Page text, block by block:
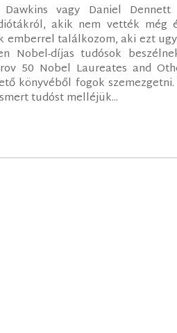
vagy Daniel
akik nem vették még
emberrel találkozom, aki ezt
Nobel-díjas tudósok
50 Nobel Laureates and
könyvéből fogok
tudóst melléjük...